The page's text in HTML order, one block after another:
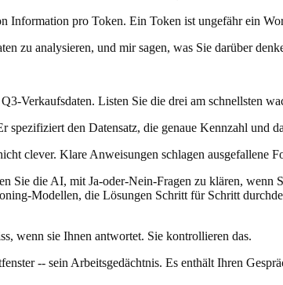
Information pro Token. Ein Token ist ungefähr ein
zu analysieren, und mir sagen, was Sie darüber
Verkaufsdaten. Listen Sie die drei am schnellsten
spezifiziert den Datensatz, die genaue Kennzahl und
clever. Klare Anweisungen schlagen ausgefallene
Sie die AI, mit Ja-oder-Nein-Fragen zu klären, wenn
Modellen, die Lösungen Schritt für Schritt
wenn sie Ihnen antwortet. Sie kontrollieren das.
-- sein Arbeitsgedächtnis. Es enthält Ihren